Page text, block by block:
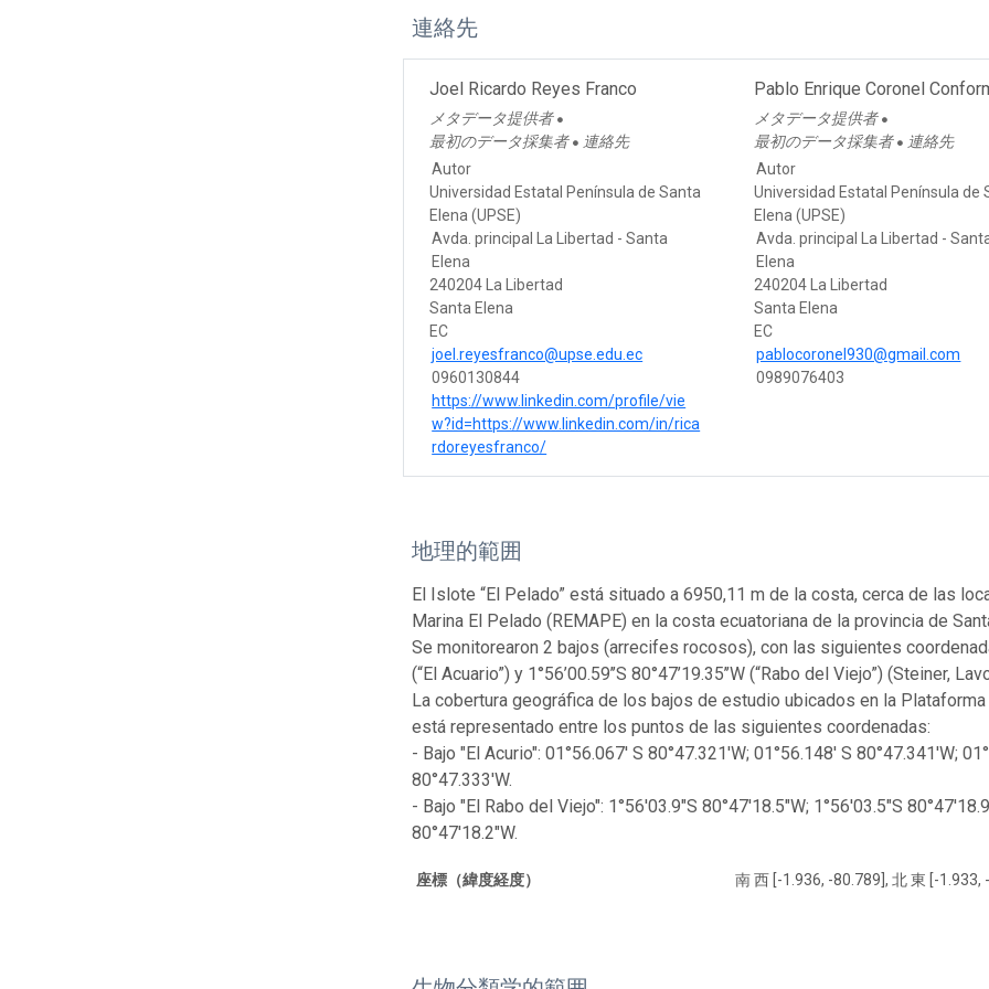
連絡先
Joel Ricardo Reyes Franco
メタデータ提供者 ●
最初のデータ採集者 ● 連絡先
Autor
Universidad Estatal Península de Santa
Elena (UPSE)
Avda. principal La Libertad - Santa
Elena
240204 La Libertad
Santa Elena
EC
joel.reyesfranco@upse.edu.ec
0960130844
https://www.linkedin.com/profile/vie
w?id=https://www.linkedin.com/in/rica
rdoreyesfranco/
Pablo Enrique Coronel
メタデータ提供者 ●
最初のデータ採集者 ● 連絡先
Autor
Universidad Estatal Península de
Elena (UPSE)
Avda. principal La Libertad -
Elena
240204 La Libertad
Santa Elena
EC
pablocoronel930@gmail.com
0989076403
地理的範囲
El Islote “El Pelado” está situado a 6950,11 m de la costa, cerca de las
Marina El Pelado (REMAPE) en la costa ecuatoriana de la provincia de
Se monitorearon 2 bajos (arrecifes rocosos), con las siguientes coordenadas
(“El Acuario”) y 1°56’00.59’’S 80°47’19.35’’W (“Rabo del Viejo”) (Steiner,
La cobertura geográfica de los bajos de estudio ubicados en la
está representado entre los puntos de las siguientes coordenadas:
- Bajo "El Acurio": 01°56.067' S 80°47.321'W; 01°56.148' S 80°47.341'W;
80°47.333'W.
- Bajo "El Rabo del Viejo": 1°56'03.9"S 80°47'18.5"W; 1°56'03.5"S
80°47'18.2"W.
座標（緯度経度） 南 西 [-1.936, -80.789], 北 東 [-1.933,